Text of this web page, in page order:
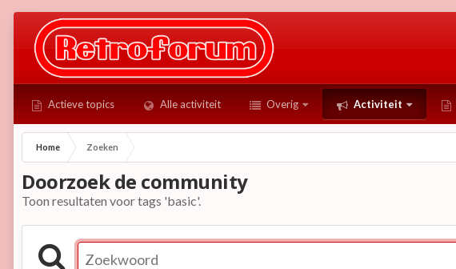
Actieve topics Alle activiteit Overig Activiteit
Home Zoeken
Doorzoek de community
Toon resultaten voor tags 'basic'.